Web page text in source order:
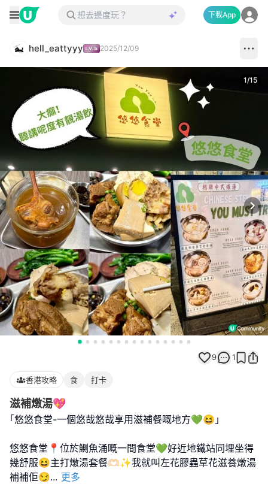
下載App
hell_eattyyy 2025/12/09
1/15
9 1
香港攻略 食 打卡
滋補燉湯💖
｢悠悠食堂-一個悠哉悠哉享用滋補餐嘅地方💚😆｣
悠悠食堂📍位於鰂魚涌嘅一間食堂💚好近地鐵站同埋坐得
幾舒服😆主打燉湯套餐🫶🏻✨我就叫左花膠蟲草花滋養燉湯
補補佢😏... 更多